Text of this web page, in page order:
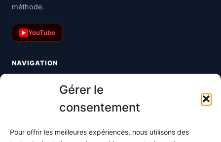
Gérer le
consentement
Pour offrir les meilleures expériences, nous utilisons des
méthode.
▶ YouTube
NAVIGATION
Toutes les maths
S'abonner